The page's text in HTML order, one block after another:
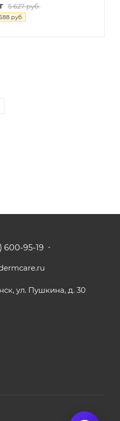
5 627руб.
руб.
600-95-19
ул. Пушкина, д. 30